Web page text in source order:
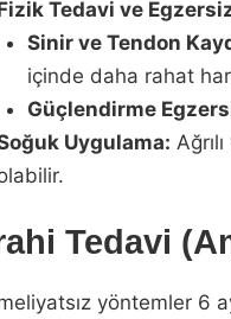
Tedavi ve
Sinir ve Tendon
içinde daha rahat
Güçlendirme
Uygulama:
Tedavi
yöntemler 6